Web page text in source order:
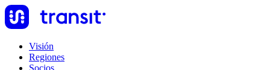
Visión
Regiones
Socios